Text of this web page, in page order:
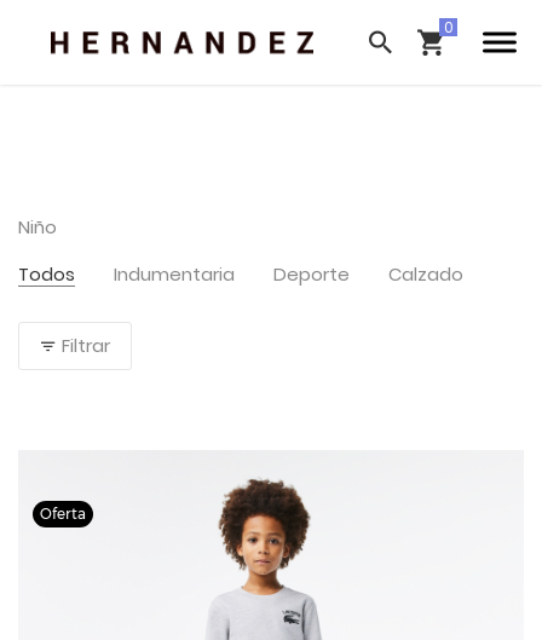
Niño
Todos
Indumentaria Deporte Calzado
Filtrar